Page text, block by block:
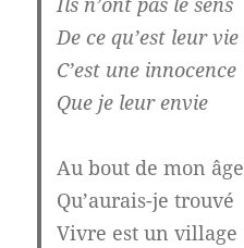
De ce qu’est leur vie
C’est une innocence
Que je leur envie
Au bout de mon âge
Qu’aurais-je trouvé
Vivre est un village